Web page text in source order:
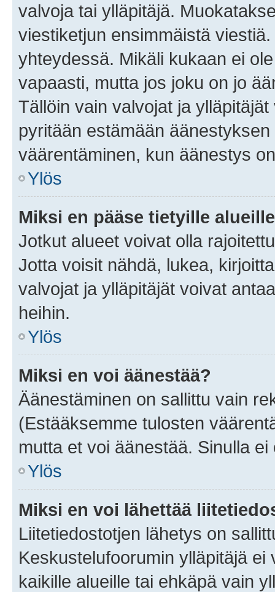
valvoja tai ylläpitäjä.
viestiketjun ensimmäistä
yhteydessä. Mikäli kukaan ei
vapaasti, mutta jos joku on jo
Tällöin vain valvojat ja
pyritään estämään
väärentäminen, kun äänestys
Ylös
Miksi en pääse tietyille
Jotkut alueet voivat olla
Jotta voisit nähdä, lukea,
valvojat ja ylläpitäjät voivat
heihin.
Ylös
Miksi en voi äänestää?
Äänestäminen on sallittu vain
(Estääksemme tulosten
mutta et voi äänestää. Sinulla
Ylös
Miksi en voi lähettää
Liitetiedostotjen lähetys on
Keskustelufoorumin ylläpitäjä
kaikille alueille tai ehkäpä vain